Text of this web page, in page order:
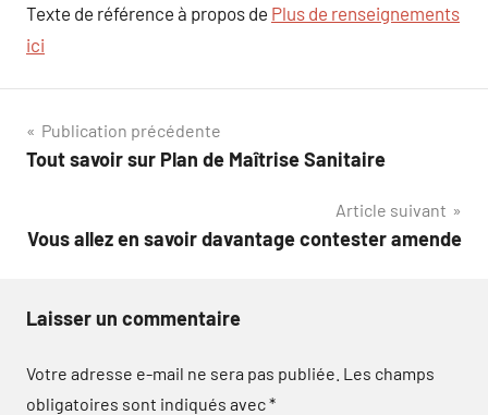
Texte de référence à propos de Plus de renseignements
ici
Navigation
de
Publication précédente
Tout savoir sur Plan de Maîtrise Sanitaire
Article suivant
Vous allez en savoir davantage contester amende
Laisser un commentaire
Votre adresse e-mail ne sera pas publiée. Les champs
obligatoires sont indiqués avec*